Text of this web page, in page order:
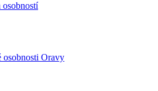
osobnosti Oravy